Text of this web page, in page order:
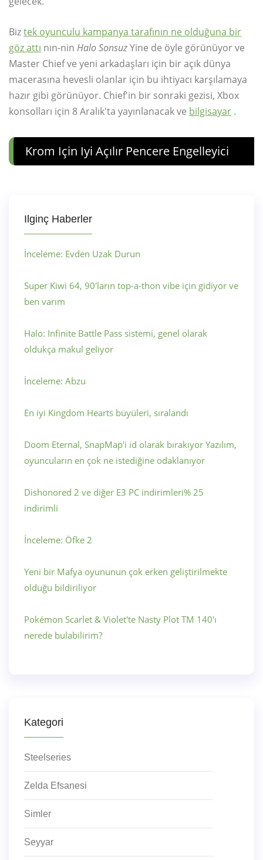
Biztek oyunculu kampanya tarafının ne olduğuna bir
göz attı nın-nin Halo SonsuzYine de öyle görünüyor ve
Master Chief ve yeni arkadaşları için bir açık dünya
macerasına hevesli olanlar için bu ihtiyacı karşılamaya
hazır gibi görünüyor. Chief'in bir sonraki gezisi, Xbox
konsolları için 8 Aralık'ta yayınlanacak ve bilgisayar .
Krom Için Iyi Açılır Pencere Engelleyici
Ilginç Haberler
İnceleme: Evden Uzak Durun
Super Kiwi 64, 90'ların top-a-thon vibe için gidiyor ve
ben varım
Halo: Infinite Battle Pass sistemi, genel olarak
oldukça makul geliyor
İnceleme: Abzu
En iyi Kingdom Hearts büyüleri, sıralandı
Doom Eternal, SnapMap'i id olarak bırakıyor Yazılım,
oyuncuların en çok ne istediğine odaklanıyor
Dishonored 2 ve diğer E3 PC indirimleri% 25
indirimli
İnceleme: Öfke 2
Yeni bir Mafya oyununun çok erken geliştirilmekte
olduğu bildiriliyor
Pokémon Scarlet & Violet'te Nasty Plot TM 140'ı
nerede bulabilirim?
Kategori
Steelseries
Zelda Efsanesi
Simler
Seyyar